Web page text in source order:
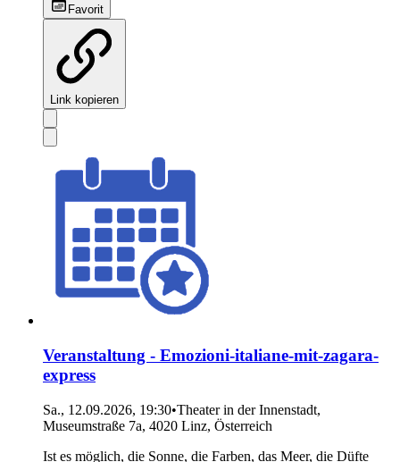
Favorit
Link kopieren
Veranstaltung - Emozioni-italiane-mit-zagara-
express
Sa., 12.09.2026, 19:30•Theater in der Innenstadt,
Museumstraße 7a, 4020 Linz, Österreich
Ist es möglich, die Sonne, die Farben, das Meer, die Düfte